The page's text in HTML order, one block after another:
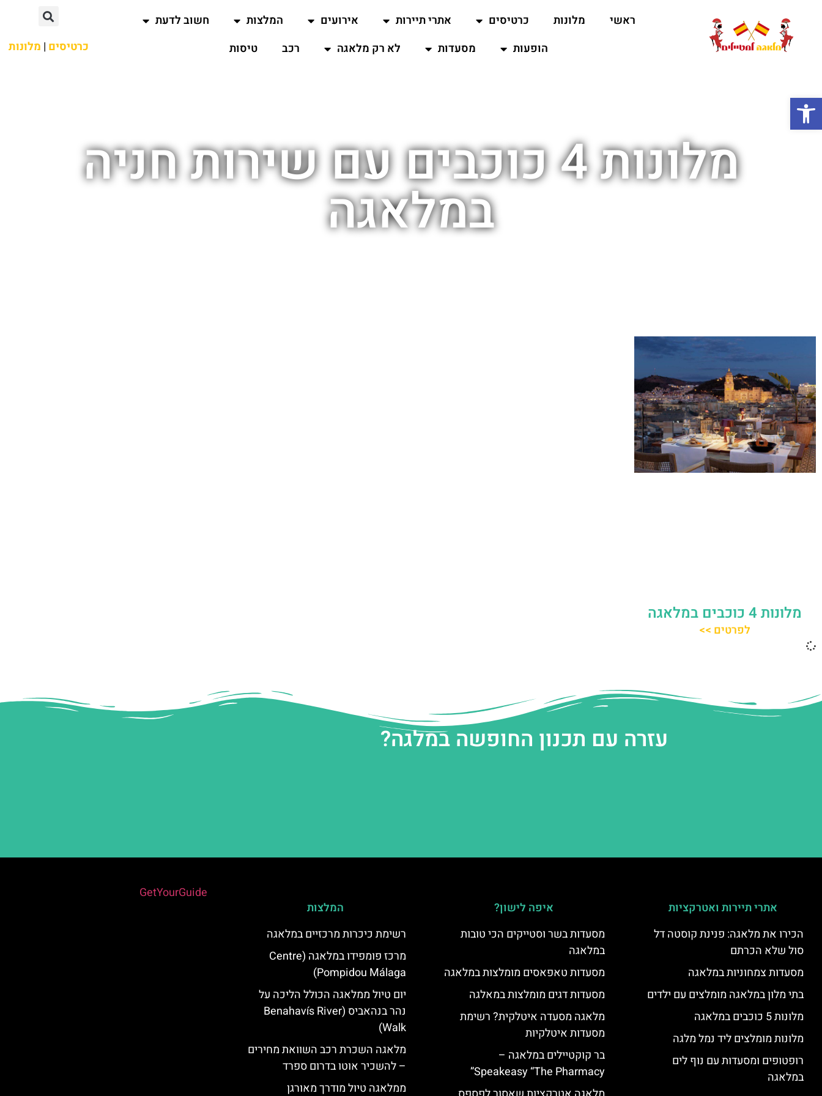
ראשי מלונות כרטיסים אתרי תיירות אירועים המלצות
חשוב לדעת
הופעות
מסעדות לא רק מלאגה רכב טיסות כרטיסים | מלונות
מלונות 4 כוכבים עם שירות חניה
במלאגה
מלונות 4 כוכבים במלאגה
לפרטים >>
עזרה עם תכנון החופשה במלגה?
אתרי תיירות ואטרקציות
הכירו את מלאגה: פנינת קוסטה דל
סול שלא הכרתם
מסעדות צמחוניות במלאגה
בתי מלון במלאגה מומלצים עם ילדים
מלונות 5 כוכבים במלאגה
מלונות מומלצים ליד נמל מלגה
רופטופים ומסעדות עם נוף לים
במלאגה
איפה לישון?
מסעדות בשר וסטייקים הכי טובות
במלאגה
מסעדות טאפאסים מומלצות במלאגה
מסעדות דגים מומלצות במאלגה
מלאגה מסעדה איטלקית? רשימת
מסעדות איטלקיות
בר קוקטיילים במלאגה –
Speakeasy “The Pharmacy”
המלצות
רשימת כיכרות מרכזיים במלאגה
מרכז פומפידו במלאגה (Centre
Pompidou Málaga)
יום טיול ממלאגה הכולל הליכה על
נהר בנהאביס (Benahavís River
Walk)
מלאגה השכרת רכב השוואת מחירים
– להשכיר אוטו בדרום ספרד
ממלאגה טיול מודרך מאורגן
GetYourGuide
פתח סרגל נגישות